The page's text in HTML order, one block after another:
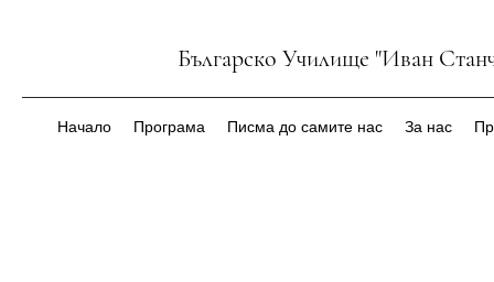
Българско Училище "Иван
Начало Програма Писма до самите нас За нас